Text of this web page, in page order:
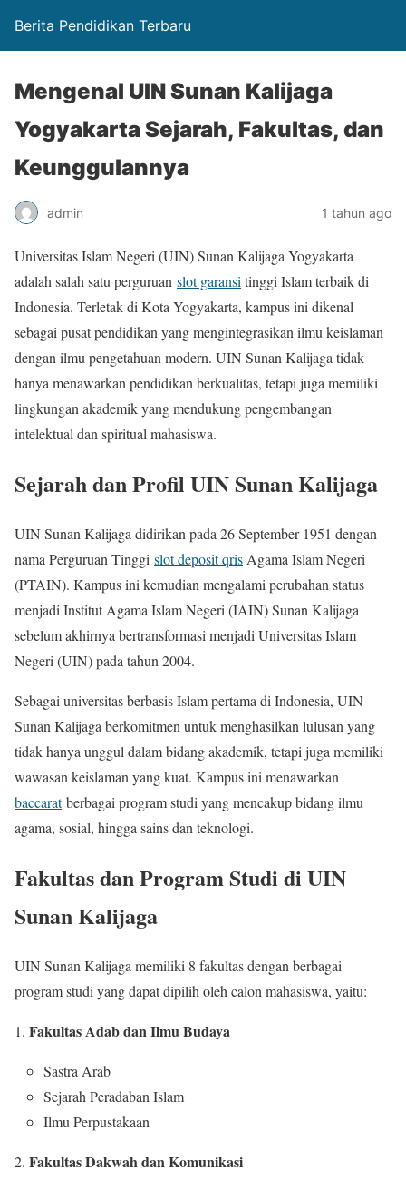
Berita Pendidikan Terbaru
Mengenal UIN Sunan Kalijaga
Yogyakarta Sejarah, Fakultas, dan
Keunggulannya
admin 1 tahun ago
Universitas Islam Negeri (UIN) Sunan Kalijaga Yogyakarta
adalah salah satu perguruan slot garansi tinggi Islam terbaik di
Indonesia. Terletak di Kota Yogyakarta, kampus ini dikenal
sebagai pusat pendidikan yang mengintegrasikan ilmu keislaman
dengan ilmu pengetahuan modern. UIN Sunan Kalijaga tidak
hanya menawarkan pendidikan berkualitas, tetapi juga memiliki
lingkungan akademik yang mendukung pengembangan
intelektual dan spiritual mahasiswa.
Sejarah dan Profil UIN Sunan Kalijaga
UIN Sunan Kalijaga didirikan pada 26 September 1951 dengan
nama Perguruan Tinggi slot deposit qris Agama Islam Negeri
(PTAIN). Kampus ini kemudian mengalami perubahan status
menjadi Institut Agama Islam Negeri (IAIN) Sunan Kalijaga
sebelum akhirnya bertransformasi menjadi Universitas Islam
Negeri (UIN) pada tahun 2004.
Sebagai universitas berbasis Islam pertama di Indonesia, UIN
Sunan Kalijaga berkomitmen untuk menghasilkan lulusan yang
tidak hanya unggul dalam bidang akademik, tetapi juga memiliki
wawasan keislaman yang kuat. Kampus ini menawarkan
baccaratberbagai program studi yang mencakup bidang ilmu
agama, sosial, hingga sains dan teknologi.
Fakultas dan Program Studi di UIN
Sunan Kalijaga
UIN Sunan Kalijaga memiliki 8 fakultas dengan berbagai
program studi yang dapat dipilih oleh calon mahasiswa, yaitu:
Fakultas Adab dan Ilmu Budaya
Sastra Arab
Sejarah Peradaban Islam
Ilmu Perpustakaan
Fakultas Dakwah dan Komunikasi